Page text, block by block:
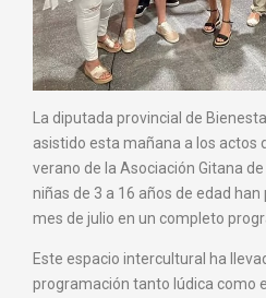
La diputada provincial de
asistido esta mañana a los actos
verano de la Asociación Gitana
niñas de 3 a 16 años de edad
mes de julio en un completo
Este espacio intercultural ha
programación tanto lúdica como